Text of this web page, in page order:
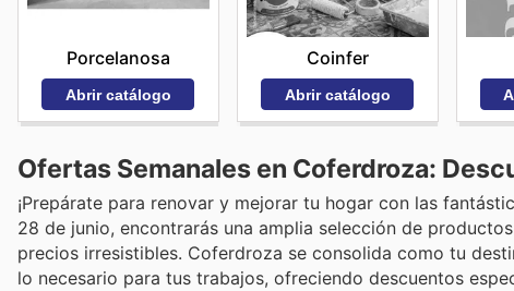
Porcelanosa
Abrir catálogo
Coinfer
Abrir catálogo
Ofertas Semanales en Coferdroza:
¡Prepárate para renovar y mejorar tu hogar con las
28 de junio, encontrarás una amplia selección de
precios irresistibles. Coferdroza se consolida como tu
lo necesario para tus trabajos, ofreciendo descuentos